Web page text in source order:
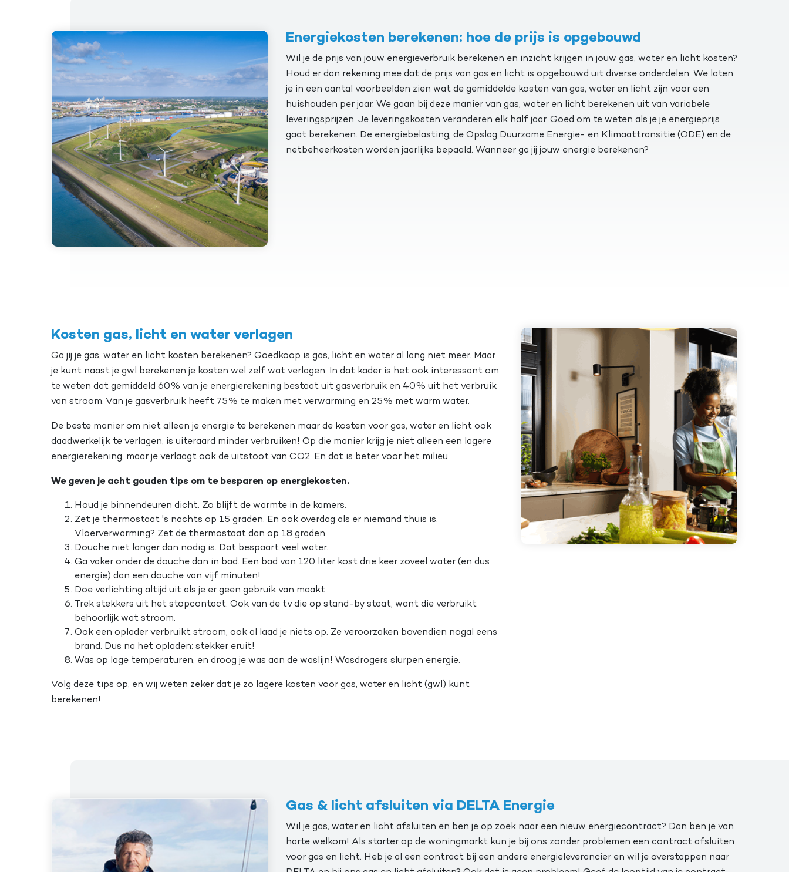
Energiekosten berekenen: hoe de prijs is opgebouwd
Wil je de prijs van jouw energieverbruik berekenen en inzicht krijgen in jouw gas, water en licht kosten?
Houd er dan rekening mee dat de prijs van gas en licht is opgebouwd uit diverse onderdelen. We laten
je in een aantal voorbeelden zien wat de gemiddelde kosten van gas, water en licht zijn voor een
huishouden per jaar. We gaan bij deze manier van gas, water en licht berekenen uit van variabele
leveringsprijzen. Je leveringskosten veranderen elk half jaar. Goed om te weten als je je energieprijs
gaat berekenen. De energiebelasting, de Opslag Duurzame Energie- en Klimaattransitie (ODE) en de
netbeheerkosten worden jaarlijks bepaald. Wanneer ga jij jouw energie berekenen?
Kosten gas, licht en water verlagen
Ga jij je gas, water en licht kosten berekenen? Goedkoop is gas, licht en water al lang niet meer. Maar
je kunt naast je gwl berekenen je kosten wel zelf wat verlagen. In dat kader is het ook interessant om
te weten dat gemiddeld 60% van je energierekening bestaat uit gasverbruik en 40% uit het verbruik
van stroom. Van je gasverbruik heeft 75% te maken met verwarming en 25% met warm water.
De beste manier om niet alleen je energie te berekenen maar de kosten voor gas, water en licht ook
daadwerkelijk te verlagen, is uiteraard minder verbruiken! Op die manier krijg je niet alleen een lagere
energierekening, maar je verlaagt ook de uitstoot van CO2. En dat is beter voor het milieu.
We geven je acht gouden tips om te besparen op energiekosten.
Houd je binnendeuren dicht. Zo blijft de warmte in de kamers.
Zet je thermostaat 's nachts op 15 graden. En ook overdag als er niemand thuis is.
Vloerverwarming? Zet de thermostaat dan op 18 graden.
Douche niet langer dan nodig is. Dat bespaart veel water.
Ga vaker onder de douche dan in bad. Een bad van 120 liter kost drie keer zoveel water (en dus
energie) dan een douche van vijf minuten!
Doe verlichting altijd uit als je er geen gebruik van maakt.
Trek stekkers uit het stopcontact. Ook van de tv die op stand-by staat, want die verbruikt
behoorlijk wat stroom.
Ook een oplader verbruikt stroom, ook al laad je niets op. Ze veroorzaken bovendien nogal eens
brand. Dus na het opladen: stekker eruit!
Was op lage temperaturen, en droog je was aan de waslijn! Wasdrogers slurpen energie.
Volg deze tips op, en wij weten zeker dat je zo lagere kosten voor gas, water en licht (gwl) kunt
berekenen!
Gas & licht afsluiten via DELTA Energie
Wil je gas, water en licht afsluiten en ben je op zoek naar een nieuw energiecontract? Dan ben je van
harte welkom! Als starter op de woningmarkt kun je bij ons zonder problemen een contract afsluiten
voor gas en licht. Heb je al een contract bij een andere energieleverancier en wil je overstappen naar